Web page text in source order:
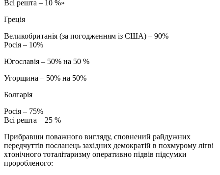
Всі решта – 10 %»
Греція
Великобританія (за погодженням із США) – 90%
Росія – 10%
Югославія – 50% на 50 %
Угорщина – 50% на 50%
Болгарія
Росія – 75%
Всі решта – 25 %
Прибравши поважного вигляду, сповнений райдужних
передчуттів посланець західних демократій в похмурому лігві
хтонічного тоталітаризму оперативно підвів підсумки
проробленого: